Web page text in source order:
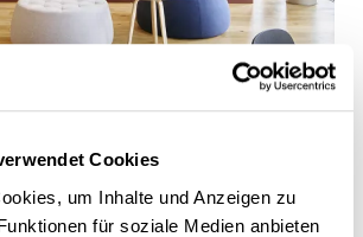
Cookies
um Inhalte und Anzeigen zu
für soziale Medien anbieten